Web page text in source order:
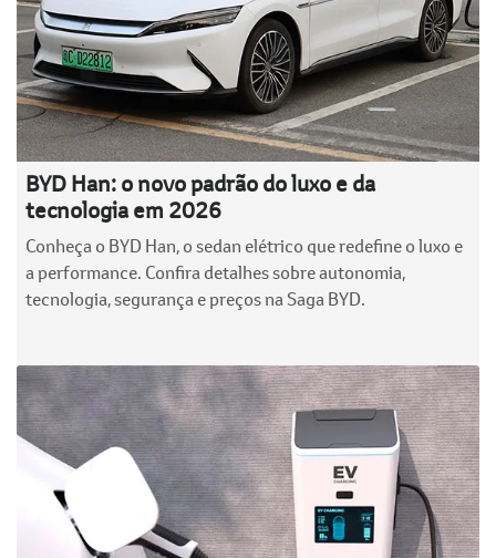
BYD Han: o novo padrão do luxo e da
tecnologia em 2026
Conheça o BYD Han, o sedan elétrico que redefine o luxo e
a performance. Confira detalhes sobre autonomia,
tecnologia, segurança e preços na Saga BYD.